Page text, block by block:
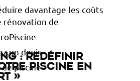
davantage les coûts
: redéfinir
piscine en
»